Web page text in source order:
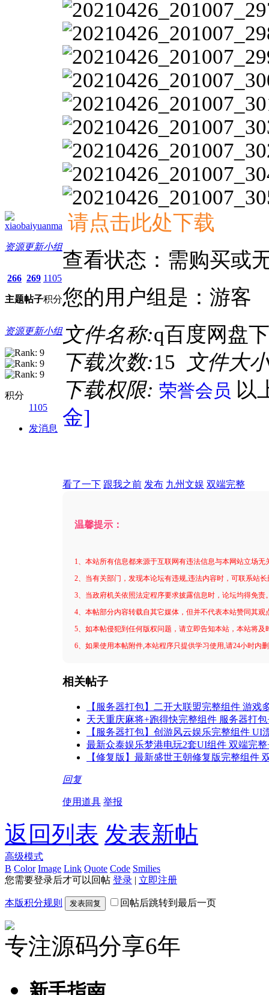
xiaobaiyuanma
资源更新小组
266
主题
269
帖子
1105
积分
资源更新小组
积分
1105
发消息
请点击此处下载
查看状态：需购买或
您的用户组是：游客
文件名称:q百度网盘
下载次数:15
文件大
下载权限: 荣誉会员 以
金]
看了一下 跟我之前 发布 九州文娱 双端完整
温馨提示：
1、本站所有信息都来源于互联网有违法信息与本网站立场无
2、当有关部门，发现本论坛有违规,违法内容时，可联系站
3、当政府机关依照法定程序要求披露信息时，论坛均得免责
4、本帖部分内容转载自其它媒体，但并不代表本站赞同其观
5、如本帖侵犯到任何版权问题，请立即告知本站，本站将及
6、如果使用本帖附件,本站程序只提供学习使用,请24小时内
相关帖子
【服务器打包】二开大联盟完整组件 游戏
天天重庆麻将+跑得快完整组件 服务器打
【服务器打包】创游风云娱乐完整组件 UI
最新众泰娱乐梦港电玩2套UI组件 双端完整
【修复版】最新盛世王朝修复版完整组件
回复
使用道具 举报
返回列表 发表新帖
高级模式
B Color Image Link Quote Code Smilies
您需要登录后才可以回帖 登录 | 立即注册
本版积分规则 发表回复 回帖后跳转到最后一页
专注源码分享6年
新手指南